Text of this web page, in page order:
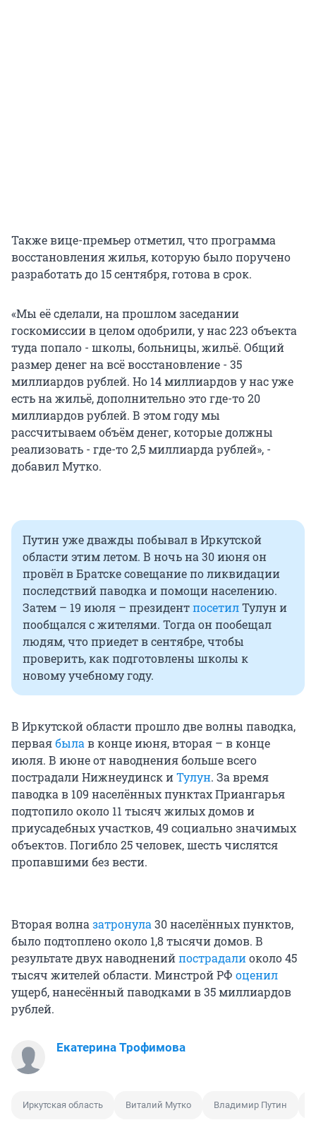
Также вице-премьер отметил, что программа
восстановления жилья, которую было поручено
разработать до 15 сентября, готова в срок.
«Мы её сделали, на прошлом заседании
госкомиссии в целом одобрили, у нас 223 объекта
туда попало - школы, больницы, жильё. Общий
размер денег на всё восстановление - 35
миллиардов рублей. Но 14 миллиардов у нас уже
есть на жильё, дополнительно это где-то 20
миллиардов рублей. В этом году мы
рассчитываем объём денег, которые должны
реализовать - где-то 2,5 миллиарда рублей», -
добавил Мутко.
Путин уже дважды побывал в Иркутской
области этим летом. В ночь на 30 июня он
провёл в Братске совещание по ликвидации
последствий паводка и помощи населению.
Затем – 19 июля – президентпосетилТулун и
пообщался с жителями. Тогда он пообещал
людям, что приедет в сентябре, чтобы
проверить, как подготовлены школы к
новому учебному году.
В Иркутской области прошло две волны паводка,
перваябыла в конце июня, вторая – в конце
июля. В июне от наводнения больше всего
пострадали Нижнеудинск иТулун. За время
паводка в 109 населённых пунктах Приангарья
подтопило около 11 тысяч жилых домов и
приусадебных участков, 49 социально значимых
объектов. Погибло 25 человек, шесть числятся
пропавшими без вести.
Вторая волна затронула 30 населённых пунктов,
было подтоплено около 1,8 тысячи домов. В
результате двух наводненийпострадалиоколо 45
тысяч жителей области. Минстрой РФ оценил
ущерб, нанесённый паводками в 35 миллиардов
рублей.
Екатерина Трофимова
Иркутская область Виталий Мутко Владимир Путин